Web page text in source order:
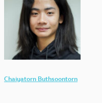
Chaiyatorn Buthsoontorn